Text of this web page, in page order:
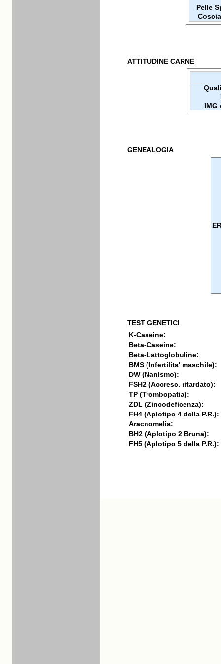
Pelle
ATTITUDINE CARNE
IMG
GENEALOGIA
TEST GENETICI
K-Caseine:
Beta-Caseine:
Beta-Lattoglobuline:
BMS (Infertilita' maschile):
DW (Nanismo):
FSH2 (Accresc. ritardato):
TP (Trombopatia):
ZDL (Zincodeficenza):
FH4 (Aplotipo 4 della P.R.):
Aracnomelia:
BH2 (Aplotipo 2 Bruna):
FH5 (Aplotipo 5 della P.R.):